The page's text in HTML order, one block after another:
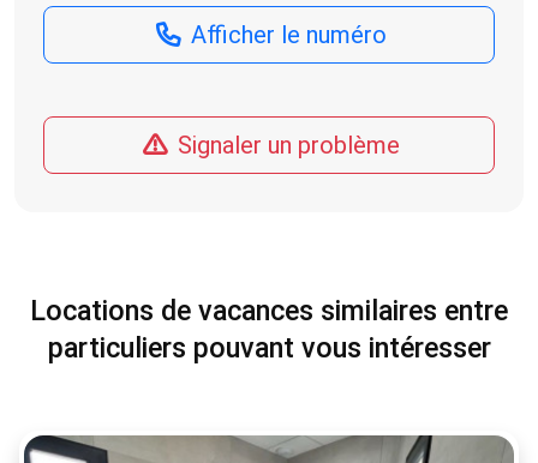
Afficher le numéro
Signaler un problème
Locations de vacances similaires entre
particuliers pouvant vous intéresser